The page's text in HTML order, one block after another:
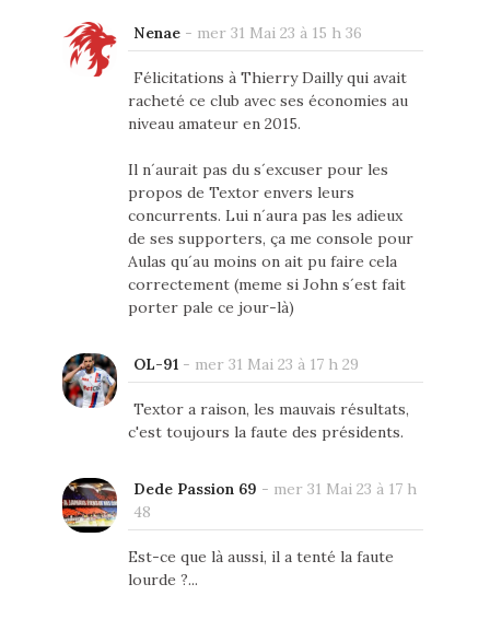
Nenae- mer 31 Mai 23 à 15 h 36
Félicitations à Thierry Dailly qui avait
racheté ce club avec ses économies au
niveau amateur en 2015.
Il n´aurait pas du s´excuser pour les
propos de Textor envers leurs
concurrents. Lui n´aura pas les adieux
de ses supporters, ça me console pour
Aulas qu´au moins on ait pu faire cela
correctement (meme si John s´est fait
porter pale ce jour-là)
OL-91- mer 31 Mai 23 à 17 h 29
Textor a raison, les mauvais résultats,
c'est toujours la faute des présidents.
Dede Passion 69 - mer 31 Mai 23 à 17 h
48
Est-ce que là aussi, il a tenté la faute
lourde ?...